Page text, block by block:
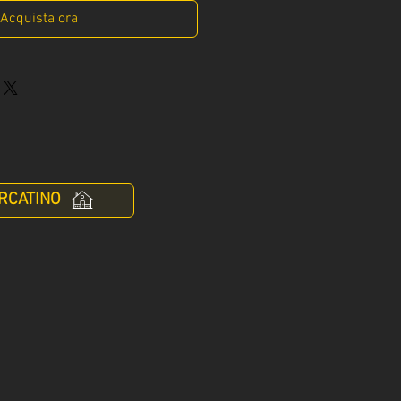
Acquista ora